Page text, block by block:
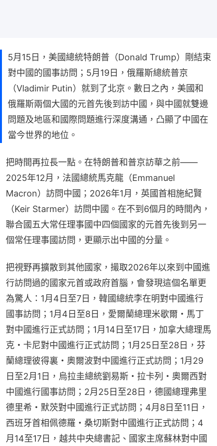
5月15日，美國總統特朗普（Donald Trump）剛結束
對中國的國事訪問；5月19日，俄羅斯總統普京
（Vladimir Putin）就到了北京。數日之內，美國和
俄羅斯兩個大國的元首先後到訪中國，與中國就雙邊
問題及地區和國際問題進行深度溝通，凸顯了中國在
當今世界的地位。
把時間再拉長一點。在特朗普和普京訪華之前——
2025年12月，法國總統馬克龍（Emmanuel
Macron）訪問中國；2026年1月，英國首相施紀賢
（Keir Starmer）訪問中國。在不到6個月的時間內，
聯合國五大常任理事國中四個國家的元首先後到另一
個常任理事國訪問，更顯示出中國的分量。
把視野再擴散到其他國家，撮取2026年以來到中國進
行訪問過的國家元首或政府首腦，會發現這個名單更
為驚人：1月4日至7日，韓國總統李在明對中國進行
國事訪問；1月4日至8日，愛爾蘭總理米歇爾・馬丁
對中國進行正式訪問；1月14日至17日，加拿大總理馬
克・卡尼對中國進行正式訪問；1月25日至28日，芬
蘭總理彼得裏・奧爾波對中國進行正式訪問；1月29
日至2月1日，烏拉圭總統劉易斯・拉卡列・奧爾西對
中國進行國事訪問；2月25日至28日，德國總理弗里
德里希・默茨對中國進行正式訪問；4月8日至11日，
西班牙首相佩德羅・桑切斯對中國進行正式訪問；4
月14至17日，越共中央總書記、國家主席蘇林對中國